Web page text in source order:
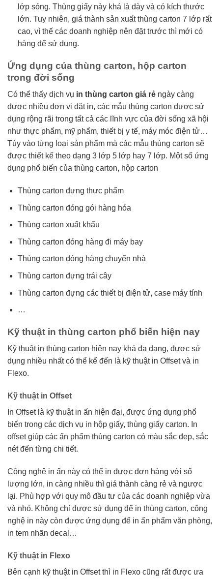
lớp sóng. Thùng giấy này khá là dày và có kích thước
lớn. Tuy nhiên, giá thành sản xuất thùng carton 7 lớp rất
cao, vì thế các doanh nghiệp nên đặt trước thì mới có
hàng để sử dụng.
Ứng dụng của thùng carton, hộp carton
trong đời sống
Có thể thấy dịch vụ in thùng carton giá rẻ ngày càng
được nhiều đơn vị đặt in, các mẫu thùng carton được sử
dụng rộng rãi trong tất cả các lĩnh vực của đời sống xã hội
như thực phẩm, mỹ phẩm, thiết bị y tế, máy móc điện tử…
Tùy vào từng loại sản phẩm mà các mẫu thùng carton sẽ
được thiết kế theo dạng 3 lớp 5 lớp hay 7 lớp. Một số ứng
dụng phổ biến của thùng carton, hộp carton
Thùng carton đựng thực phẩm
Thùng carton đóng gói hàng hóa
Thùng carton xuất khẩu
Thùng carton đóng hàng đi máy bay
Thùng carton đóng hàng chuyển nhà
Thùng carton đựng trái cây
Thùng carton đựng các thiết bị điện tử, case máy tính
…
Kỹ thuật in thùng carton phổ biến hiện nay
Kỹ thuật in thùng carton hiện nay khá đa dạng, được sử
dụng nhiều nhất có thể kể đến là kỹ thuật in Offset và in
Flexo.
Kỹ thuật in Offset
In Offset là kỹ thuật in ấn hiện đại, được ứng dụng phổ
biến trong các dịch vụ in hộp giấy, thùng giấy carton. In
offset giúp các ấn phẩm thùng carton có màu sắc đẹp, sắc
nét đến từng chi tiết.
Công nghệ in ấn này có thể in được đơn hàng với số
lượng lớn, in càng nhiều thì giá thành càng rẻ và ngược
lại. Phù hợp với quy mô đầu tư của các doanh nghiệp vừa
và nhỏ. Không chỉ được sử dụng để in thùng carton, công
nghệ in này còn được ứng dụng để in ấn phẩm văn phòng,
in tem nhãn decal…
Kỹ thuật in Flexo
Bên cạnh kỹ thuật in Offset thì in Flexo cũng rất được ưa